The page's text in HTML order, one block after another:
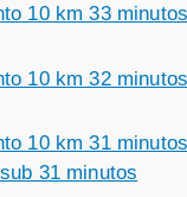
10 km 33
10 km 32
10 km 31
31 minutos